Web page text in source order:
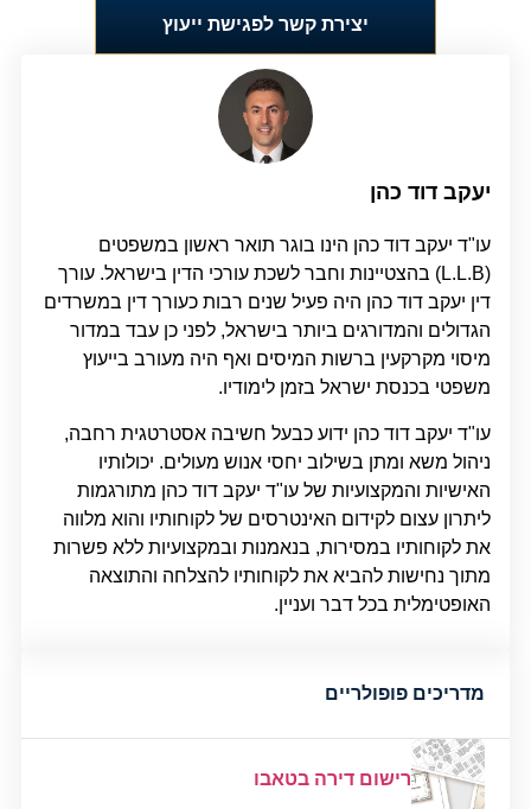
יצירת קשר לפגישת ייעוץ
יעקב דוד כהן
עו"ד יעקב דוד כהן הינו בוגר תואר ראשון במשפטים
(L.L.B) בהצטיינות וחבר לשכת עורכי הדין בישראל. עורך
דין יעקב דוד כהן היה פעיל שנים רבות כעורך דין במשרדים
הגדולים והמדורגים ביותר בישראל, לפני כן עבד במדור
מיסוי מקרקעין ברשות המיסים ואף היה מעורב בייעוץ
משפטי בכנסת ישראל בזמן לימודיו.
עו"ד יעקב דוד כהן ידוע כבעל חשיבה אסטרטגית רחבה,
ניהול משא ומתן בשילוב יחסי אנוש מעולים. יכולותיו
האישיות והמקצועיות של עו"ד יעקב דוד כהן מתורגמות
ליתרון עצום לקידום האינטרסים של לקוחותיו והוא מלווה
את לקוחותיו במסירות, בנאמנות ובמקצועיות ללא פשרות
מתוך נחישות להביא את לקוחותיו להצלחה והתוצאה
האופטימלית בכל דבר ועניין.
מדריכים פופולריים
רישום דירה בטאבו